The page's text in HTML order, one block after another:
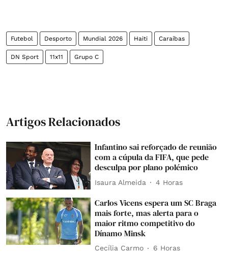
Futebol Desporto Mundial 2026 Haiti Caraíbas
DN Sport 11x11 Grupo C
Artigos Relacionados
Infantino sai reforçado de reunião
com a cúpula da FIFA, que pede
desculpa por plano polémico
Isaura Almeida 4 Horas
Carlos Vicens espera um SC Braga
mais forte, mas alerta para o
maior ritmo competitivo do
Dínamo Minsk
Cecília Carmo 6 Horas